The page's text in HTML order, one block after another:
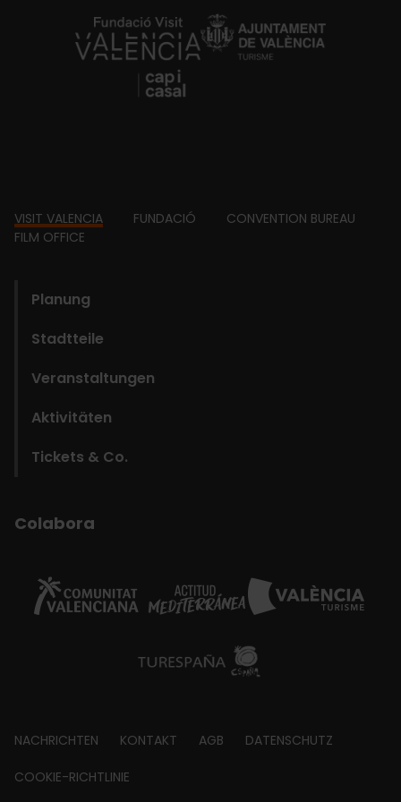
https://fundacion.visitvalencia.com/
Footer
VISIT VALENCIA FUNDACIÓ
CONVENTION BUREAU
FILM OFFICE
Planung
Stadtteile
Veranstaltungen
Aktivitäten
Tickets & Co.
Colabora
Footer
about
NACHRICHTEN KONTAKT AGB DATENSCHUTZ
COOKIE-RICHTLINIE